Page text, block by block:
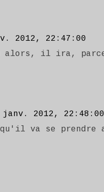
2012, 22:47:00
alors, il ira,
janv. 2012, 22:48:00
qu'il va se prendre